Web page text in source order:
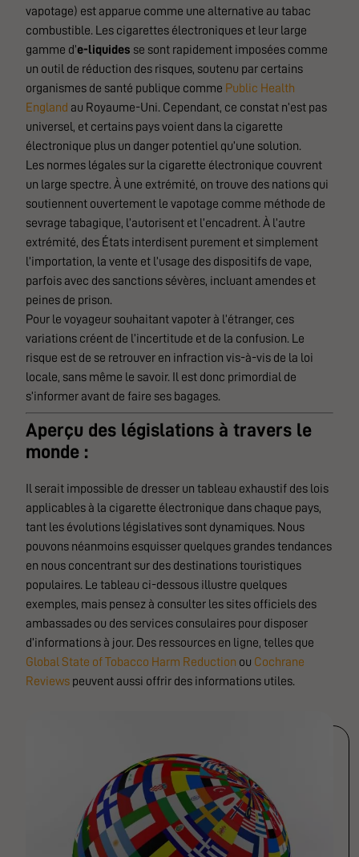
vapotage) est apparue comme une alternative au tabac
combustible. Les cigarettes électroniques et leur large
gamme d’e-liquides se sont rapidement imposées comme
un outil de réduction des risques, soutenu par certains
organismes de santé publique comme Public Health
England au Royaume-Uni. Cependant, ce constat n’est pas
universel, et certains pays voient dans la cigarette
électronique plus un danger potentiel qu’une solution.
Les normes légales sur la cigarette électronique couvrent
un large spectre. À une extrémité, on trouve des nations qui
soutiennent ouvertement le vapotage comme méthode de
sevrage tabagique, l’autorisent et l’encadrent. À l’autre
extrémité, des États interdisent purement et simplement
l’importation, la vente et l’usage des dispositifs de vape,
parfois avec des sanctions sévères, incluant amendes et
peines de prison.
Pour le voyageur souhaitant vapoter à l’étranger, ces
variations créent de l’incertitude et de la confusion. Le
risque est de se retrouver en infraction vis-à-vis de la loi
locale, sans même le savoir. Il est donc primordial de
s’informer avant de faire ses bagages.
Aperçu des législations à travers le
monde :
Il serait impossible de dresser un tableau exhaustif des lois
applicables à la cigarette électronique dans chaque pays,
tant les évolutions législatives sont dynamiques. Nous
pouvons néanmoins esquisser quelques grandes tendances
en nous concentrant sur des destinations touristiques
populaires. Le tableau ci-dessous illustre quelques
exemples, mais pensez à consulter les sites officiels des
ambassades ou des services consulaires pour disposer
d’informations à jour. Des ressources en ligne, telles que
Global State of Tobacco Harm Reduction ou Cochrane
Reviews peuvent aussi offrir des informations utiles.